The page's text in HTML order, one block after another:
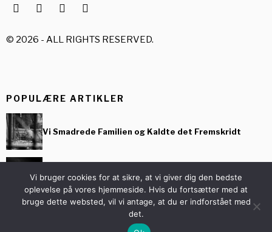
© 2026 - ALL RIGHTS RESERVED.
POPULÆRE ARTIKLER
Vi Smadrede Familien og Kaldte det Fremskridt
De 8 Airfryers der Virkelig er Bedst i Test Lige Nu
Er Sage Barista virkelig den Bedste
Vi bruger cookies for at sikre, at vi giver dig den bedste
oplevelse på vores hjemmeside. Hvis du fortsætter med at
bruge dette websted, vil vi antage, at du er indforstået med
det.